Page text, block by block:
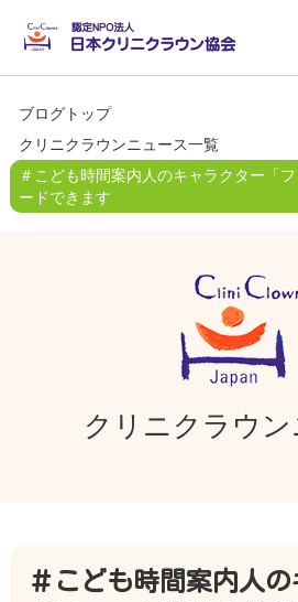
ブログトップ
クリニクラウンニュース一覧
＃こども時間案内人のキャラクター「
ードできます
クリニクラウン
＃こども時間案内人